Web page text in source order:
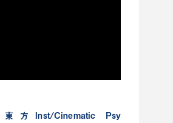
方Inst/Cinematic Psy